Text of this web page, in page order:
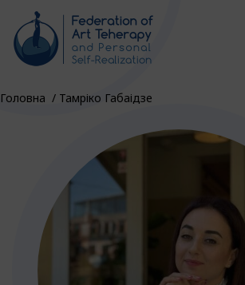
Головна / Тамріко Габаідзе